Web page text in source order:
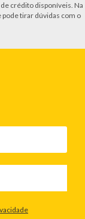
crédito disponíveis. Na
tirar dúvidas com o